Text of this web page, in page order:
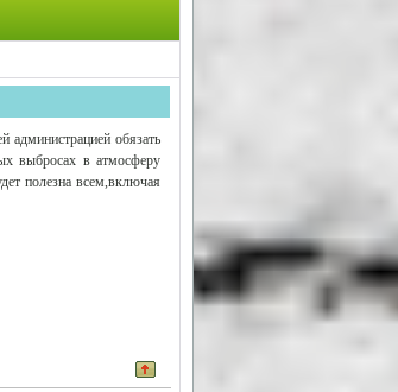
администрацией обязать
выбросах в атмосферу
полезна всем,включая